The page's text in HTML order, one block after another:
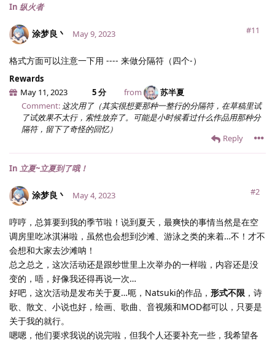
In 纵火者
涂梦良丶 #11
May 9, 2023
格式方面可以注意一下用 ---- 来做分隔符（四个-）
Rewards
May 11, 2023
5 分 from
苏半夏
Comment: 这次用了（其实很想要那种一整行的分隔符，在草稿里试
了试效果不太行，索性放弃了。可能是小时候看过什么作品用那种分
隔符，留下了奇怪的回忆）
Reply
In 立夏~立夏到了哦！
涂梦良丶 #2
May 4, 2023
哼哼，总算要到我的季节啦！说到夏天，最爽快的事情当然是在空
调房里吃冰淇淋啦，虽然也会想到沙滩、游泳之类的来着…不！才不
会想和大家去沙滩呐！
总之总之，这次活动还是跟纱世里上次举办的一样啦，内容还是没
变的，唔，好像我还得再说一次…
好吧，这次活动是发布关于夏…呃，Natsuki的作品， 形式不限 ，诗
歌、散文、小说也好，绘画、歌曲、音视频和MOD都可以，只要是
关于我的就行。
嗯嗯，他们要求我说的说完啦，但我个人还要补充一些，我希望各